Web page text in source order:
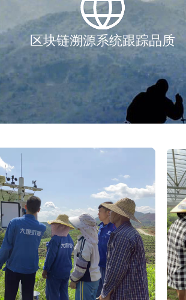
区块链溯源系统跟踪品质